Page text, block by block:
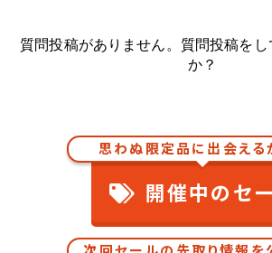
質問投稿がありません。質問投稿を
か？
思わぬ限定品に出会える
開催中のセ